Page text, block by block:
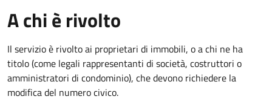
A chi è rivolto
Il servizio è rivolto ai proprietari di immobili, o a chi ne ha
titolo (come legali rappresentanti di società, costruttori o
amministratori di condominio), che devono richiedere la
modifica del numero civico.